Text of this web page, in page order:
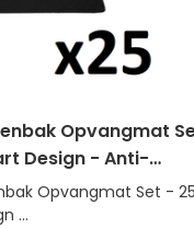
Opvangmat
Design - Anti-
60x45cm
Opvangmat Set -
...